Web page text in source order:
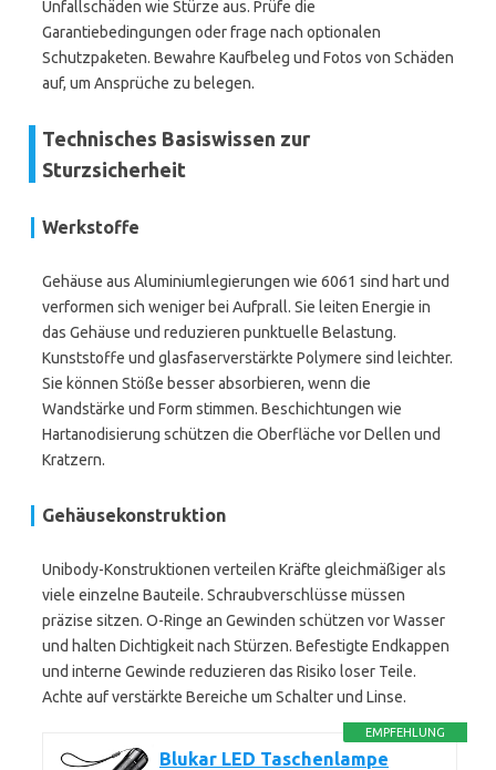
Unfallschäden wie Stürze aus. Prüfe die
Garantiebedingungen oder frage nach optionalen
Schutzpaketen. Bewahre Kaufbeleg und Fotos von Schäden
auf, um Ansprüche zu belegen.
Technisches Basiswissen zur
Sturzsicherheit
Werkstoffe
Gehäuse aus Aluminiumlegierungen wie 6061 sind hart und
verformen sich weniger bei Aufprall. Sie leiten Energie in
das Gehäuse und reduzieren punktuelle Belastung.
Kunststoffe und glasfaserverstärkte Polymere sind leichter.
Sie können Stöße besser absorbieren, wenn die
Wandstärke und Form stimmen. Beschichtungen wie
Hartanodisierung schützen die Oberfläche vor Dellen und
Kratzern.
Gehäusekonstruktion
Unibody-Konstruktionen verteilen Kräfte gleichmäßiger als
viele einzelne Bauteile. Schraubverschlüsse müssen
präzise sitzen. O-Ringe an Gewinden schützen vor Wasser
und halten Dichtigkeit nach Stürzen. Befestigte Endkappen
und interne Gewinde reduzieren das Risiko loser Teile.
Achte auf verstärkte Bereiche um Schalter und Linse.
EMPFEHLUNG
Blukar LED Taschenlampe